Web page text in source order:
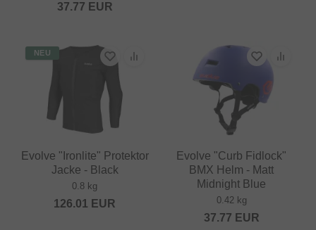
37.77 EUR
NEU
Evolve "Ironlite" Protektor
Jacke - Black
0.8 kg
126.01 EUR
Evolve "Curb Fidlock"
BMX Helm - Matt
Midnight Blue
0.42 kg
37.77 EUR